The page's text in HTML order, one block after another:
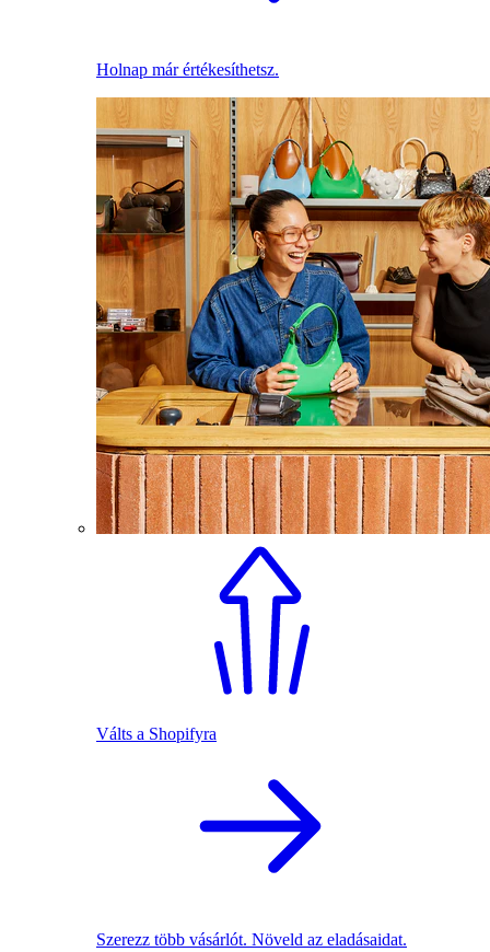
Holnap már értékesíthetsz.
Válts a Shopifyra
Szerezz több vásárlót. Növeld az eladásaidat.